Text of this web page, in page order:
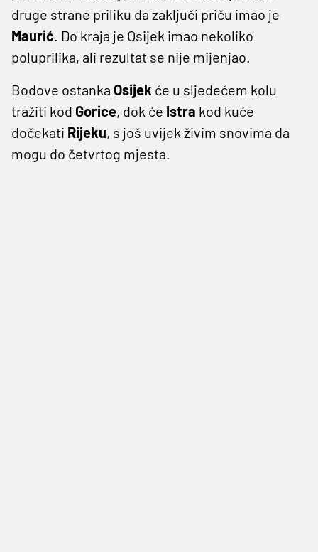
druge strane priliku da zaključi priču imao je
Maurić. Do kraja je Osijek imao nekoliko
poluprilika, ali rezultat se nije mijenjao.
Bodove ostanka Osijek će u sljedećem kolu
tražiti kod Gorice, dok će Istra kod kuće
dočekati Rijeku, s još uvijek živim snovima da
mogu do četvrtog mjesta.